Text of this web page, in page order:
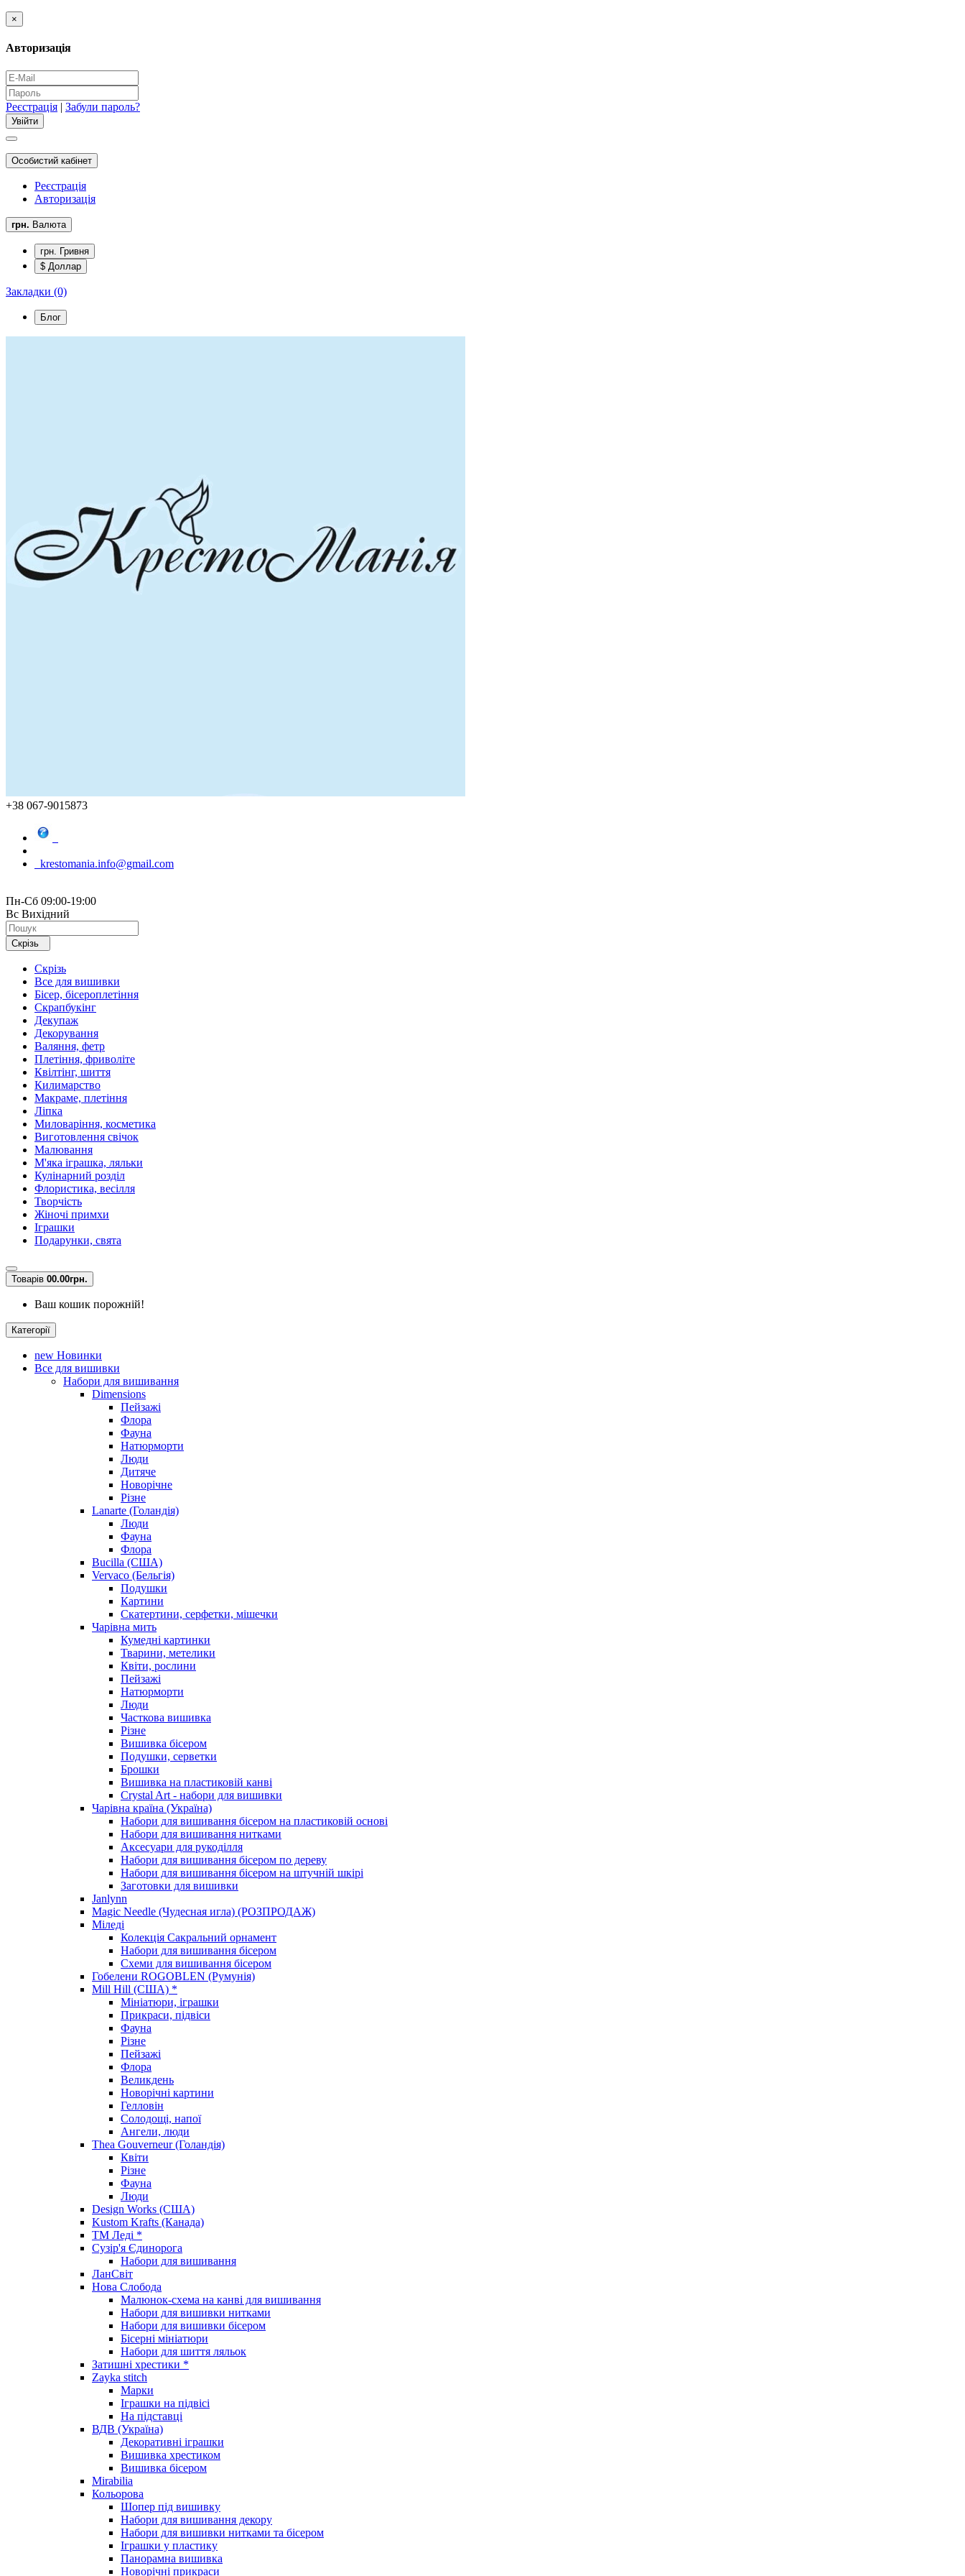
×
Авторизація
Реєстрація | Забули пароль?
Особистий кабінет
Реєстрація
Авторизація
грн. Валюта
грн. Гривня
$ Доллар
Закладки (0)
Блог
+38 067-9015873
krestomania.info@gmail.com
Пн-Сб 09:00-19:00
Вс Вихідний
Скрізь
Скрізь
Все для вишивки
Бісер, бісероплетіння
Скрапбукінг
Декупаж
Декорування
Валяння, фетр
Плетіння, фриволіте
Квілтінг, шиття
Килимарство
Макраме, плетіння
Ліпка
Миловаріння, косметика
Виготовлення свічок
Малювання
М'яка іграшка, ляльки
Кулінарний розділ
Флористика, весілля
Творчість
Жіночі примхи
Іграшки
Подарунки, свята
Товарів 00.00грн.
Ваш кошик порожній!
Категорії
new Новинки
Все для вишивки
Набори для вишивання
Dimensions
Пейзажі
Флора
Фауна
Натюрморти
Люди
Дитяче
Новорічне
Різне
Lanarte (Голандія)
Люди
Фауна
Флора
Bucilla (США)
Vervaco (Бельгія)
Подушки
Картини
Скатертини, серфетки, мішечки
Чарiвна мить
Кумедні картинки
Тварини, метелики
Квіти, рослини
Пейзажі
Натюрморти
Люди
Часткова вишивка
Різне
Вишивка бісером
Подушки, серветки
Брошки
Вишивка на пластиковій канві
Crystal Art - набори для вишивки
Чарівна країна (Україна)
Набори для вишивання бісером на пластиковій основі
Набори для вишивання нитками
Аксесуари для рукоділля
Набори для вишивання бісером по дереву
Набори для вишивання бісером на штучній шкірі
Заготовки для вишивки
Janlynn
Magic Needle (Чудесная игла) (РОЗПРОДАЖ)
Міледі
Колекція Сакральний орнамент
Набори для вишивання бісером
Схеми для вишивання бісером
Гобелени ROGOBLEN (Румунія)
Mill Hill (США) *
Мініатюри, іграшки
Прикраси, підвіси
Фауна
Різне
Пейзажі
Флора
Великдень
Новорічні картини
Гелловін
Солодощі, напої
Ангели, люди
Thea Gouverneur (Голандія)
Квіти
Різне
Фауна
Люди
Design Works (США)
Kustom Krafts (Канада)
ТМ Леді *
Сузір'я Єдинорога
Набори для вишивання
ЛанСвіт
Нова Слобода
Малюнок-схема на канві для вишивання
Набори для вишивки нитками
Набори для вишивки бісером
Бісерні мініатюри
Набори для шиття ляльок
Затишні хрестики *
Zayka stitch
Марки
Іграшки на підвісі
На підставці
ВДВ (Україна)
Декоративні іграшки
Вишивка хрестиком
Вишивка бісером
Mirabilia
Кольорова
Шопер під вишивку
Набори для вишивання декору
Набори для вишивки нитками та бісером
Іграшки у пластику
Панорамна вишивка
Новорічні прикраси